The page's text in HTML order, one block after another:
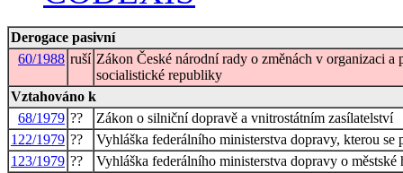
Derogace pasivní
60/1988 ruší Zákon České národní rady o změnách v organizaci
socialistické republiky
Vztahováno k
68/1979 ??
Zákon o silniční dopravě a vnitrostátním zasílatelství
122/1979 ??
Vyhláška federálního ministerstva dopravy, kterou
123/1979 ??
Vyhláška federálního ministerstva dopravy o městské